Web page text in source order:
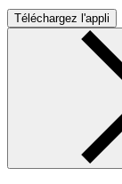
Téléchargez l'appli